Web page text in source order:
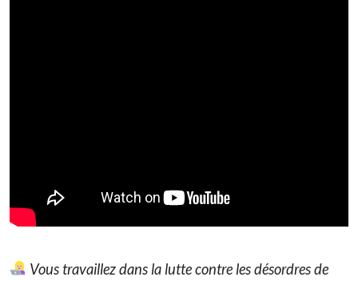
Vous travaillez dans la lutte contre les désordres de